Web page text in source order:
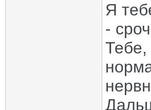
Я
-
Тебе,